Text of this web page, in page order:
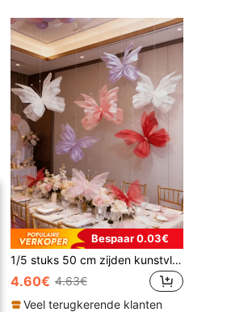
Bespaar 0.03€
1/5 stuks 50 cm zijden kunstvlinder, 3D dubbellaags gaasvleugelontwerp, regenboogorganza en parelvlinderdecoratie, geschikt voor verjaardagsfeestdecoratie, huwelijksdecoratie, grote kunstvlinder van gaas, etalagepresentatie
4.60€ 4.63€
Veel terugkerende klanten